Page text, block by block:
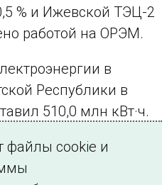
% и Ижевской ТЭЦ-2
работой на ОРЭМ.
в
Республики в
510,0 млн кВт·ч.
файлы cookie и